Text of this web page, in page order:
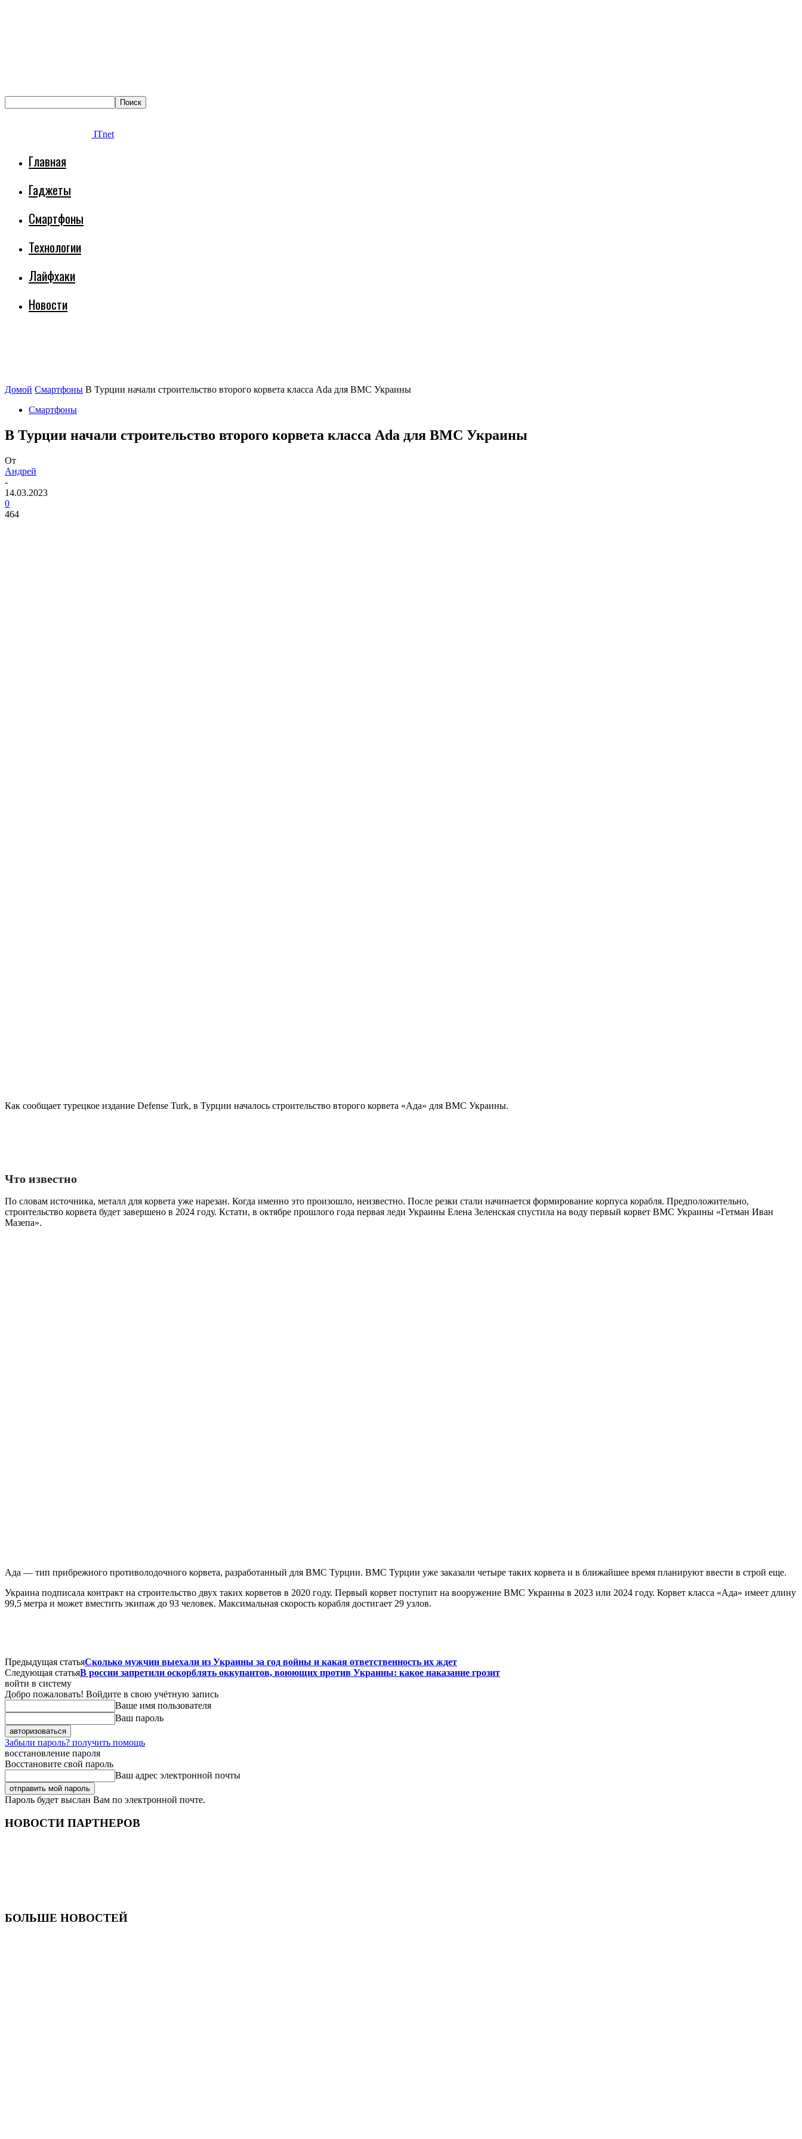
ITnet
Главная
Гаджеты
Смартфоны
Технологии
Лайфхаки
Новости
Домой Смартфоны В Турции начали строительство второго корвета класса Ada для ВМС Украины
Смартфоны
В Турции начали строительство второго корвета класса Ada для ВМС Украины
От
Андрей
-
14.03.2023
0
464
Как сообщает турецкое издание Defense Turk, в Турции началось строительство второго корвета «Ада» для ВМС Украины.
Что известно
По словам источника, металл для корвета уже нарезан. Когда именно это произошло, неизвестно. После резки стали начинается формирование корпуса корабля. Предположительно,
строительство корвета будет завершено в 2024 году. Кстати, в октябре прошлого года первая леди Украины Елена Зеленская спустила на воду первый корвет ВМС Украины «Гетман Иван
Мазепа».
Ада — тип прибрежного противолодочного корвета, разработанный для ВМС Турции. ВМС Турции уже заказали четыре таких корвета и в ближайшее время планируют ввести в строй еще.
Украина подписала контракт на строительство двух таких корветов в 2020 году. Первый корвет поступит на вооружение ВМС Украины в 2023 или 2024 году. Корвет класса «Ада» имеет длину
99,5 метра и может вместить экипаж до 93 человек. Максимальная скорость корабля достигает 29 узлов.
Предыдущая статьяСколько мужчин выехали из Украины за год войны и какая ответственность их ждет
Следующая статьяВ россии запретили оскорблять оккупантов, воюющих против Украины: какое наказание грозит
войти в систему
Добро пожаловать! Войдите в свою учётную запись
Ваше имя пользователя
Ваш пароль
Забыли пароль? получить помощь
восстановление пароля
Восстановите свой пароль
Ваш адрес электронной почты
Пароль будет выслан Вам по электронной почте.
НОВОСТИ ПАРТНЕРОВ
БОЛЬШЕ НОВОСТЕЙ